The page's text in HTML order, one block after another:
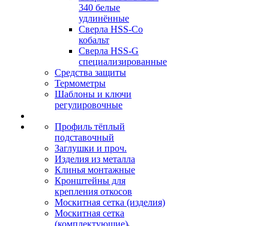
340 белые
удлинённые
Сверла HSS-Co
кобальт
Сверла HSS-G
специализированные
Средства защиты
Термометры
Шаблоны и ключи
регулировочные
Профиль тёплый
подставочный
Заглушки и проч.
Изделия из металла
Клинья монтажные
Кронштейны для
крепления откосов
Москитная сетка (изделия)
Москитная сетка
(комплектующие)